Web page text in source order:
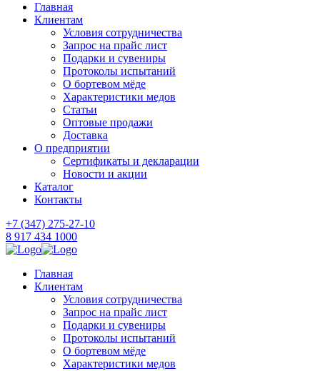
Главная
Клиентам
Условия сотрудничества
Запрос на прайс лист
Подарки и сувениры
Протоколы испытаний
О бортевом мёде
Характеристики медов
Статьи
Оптовые продажи
Доставка
О предприятии
Сертификаты и декларации
Новости и акции
Каталог
Контакты
+7 (347) 275-27-10
8 917 434 1000
Главная
Клиентам
Условия сотрудничества
Запрос на прайс лист
Подарки и сувениры
Протоколы испытаний
О бортевом мёде
Характеристики медов